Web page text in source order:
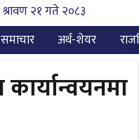
श्रावण २१ गते २०८३
समाचार अर्थ-शेयर